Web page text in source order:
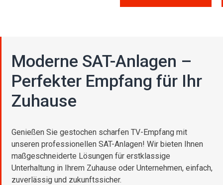
Moderne SAT-Anlagen –
Perfekter Empfang für Ihr
Zuhause
Genießen Sie gestochen scharfen TV-Empfang mit
unseren professionellen SAT-Anlagen! Wir bieten Ihnen
maßgeschneiderte Lösungen für erstklassige
Unterhaltung in Ihrem Zuhause oder Unternehmen, einfach,
zuverlässig und zukunftssicher.